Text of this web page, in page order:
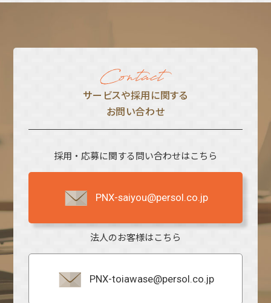
サービスや採⽤に関する
お問い合わせ
採用・応募に関する問い合わせはこちら
PNX-saiyou@persol.co.jp
法人のお客様はこちら
PNX-toiawase@persol.co.jp